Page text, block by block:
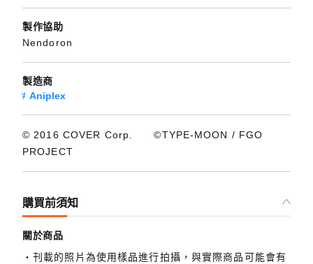
製作協助
Nendoron
製造商
Aniplex
© 2016 COVER Corp. ©TYPE-MOON / FGO
PROJECT
購買前須知
關於商品
刊載的照片為使用樣品進行拍攝，與實際商品可能會有